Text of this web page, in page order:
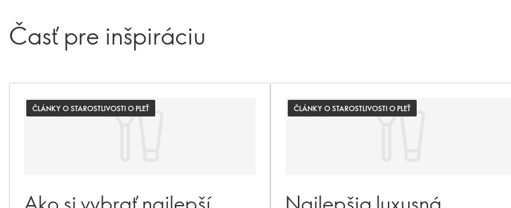
Časť pre inšpiráciu
ČLÁNKY O STAROSTLIVOSTI O PLEŤ ČLÁNKY O STAROSTLIVOSTI O PLEŤ